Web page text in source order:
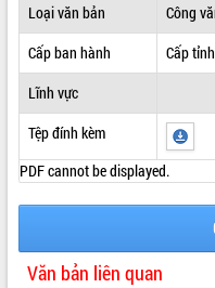
Loại văn bản
Công
Cấp ban hành
Cấp
Lĩnh vực
Tệp đính kèm
PDF cannot be displayed.
Văn bản liên quan